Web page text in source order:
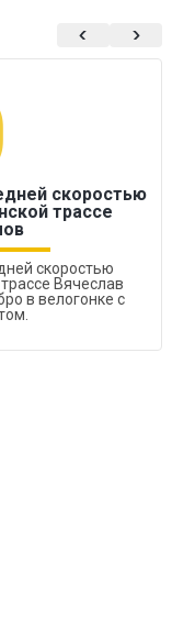
скоростью
трассе
скоростью
Вячеслав
в велогонке с